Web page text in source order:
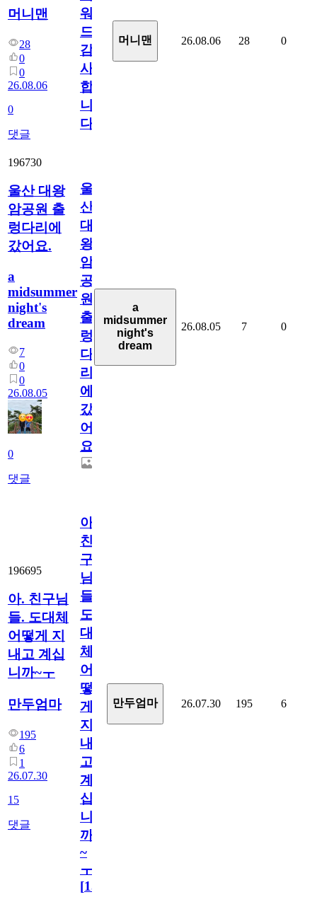
머니맨
28
0
0
26.08.06
0
댓글
워
드
감
사
합
니
다
머니맨 26.08.06 28 0
196730
울산 대왕
암공원 출
렁다리에
갔어요.
a
midsummer
night's
dream
7
0
0
26.08.05
0
댓글
울
산
대
왕
암
공
원
출
렁
다
리
에
갔
어
요.
a
midsummer
night's
dream
26.08.05 7 0
196695
아. 친구님
들. 도대체
어떻게 지
내고 계십
니까~ㅜ
만두엄마
195
6
1
26.07.30
15
댓글
아.
친
구
님
들.
도
대
체
어
떻
게
지
내
고
계
십
니
까
~
ㅜ
[15
만두엄마 26.07.30 195 6